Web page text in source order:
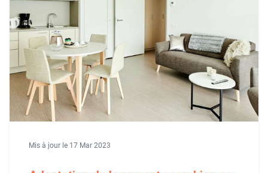
Mis à jour le 17 Mar 2023